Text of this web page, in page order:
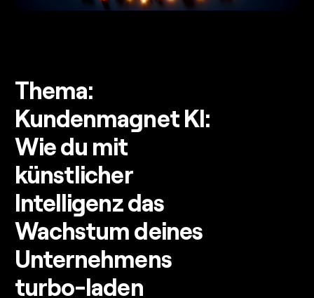
Thema:
Kundenmagnet KI:
Wie du mit
künstlicher
Intelligenz das
Wachstum deines
Unternehmens
turbo-laden